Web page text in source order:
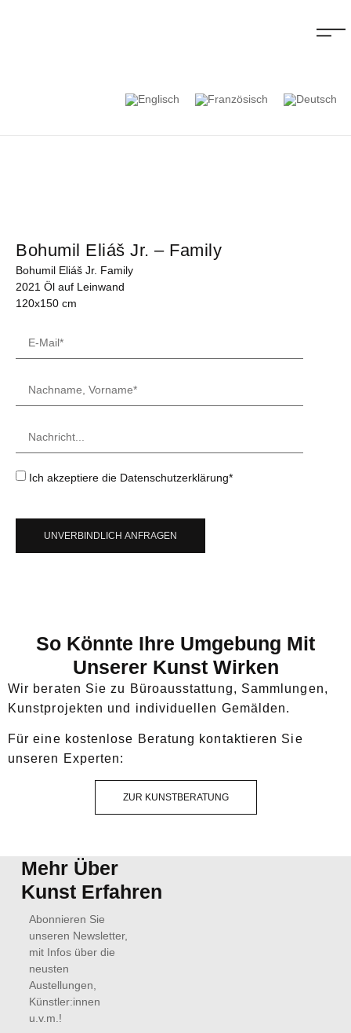
Bohumil Eliáš Jr. – Family
Bohumil Eliáš Jr. Family
2021 Öl auf Leinwand
120x150 cm
Ich akzeptiere die Datenschutzerklärung*
UNVERBINDLICH ANFRAGEN
So Könnte Ihre Umgebung Mit
Unserer Kunst Wirken
Wir beraten Sie zu Büroausstattung, Sammlungen,
Kunstprojekten und individuellen Gemälden.
Für eine kostenlose Beratung kontaktieren Sie
unseren Experten:
ZUR KUNSTBERATUNG
Mehr Über
Kunst Erfahren
Abonnieren Sie
unseren Newsletter,
mit Infos über die
neusten
Austellungen,
Künstler:innen
u.v.m.!